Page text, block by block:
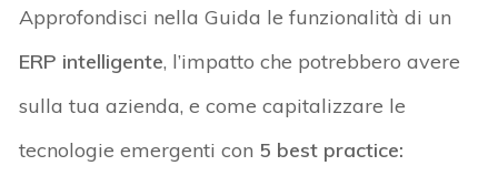
Approfondisci nella Guida le funzionalità di un
ERP intelligente, l’impatto che potrebbero avere
sulla tua azienda, e comecapitalizzare le
tecnologie emergenti con 5 best practice: